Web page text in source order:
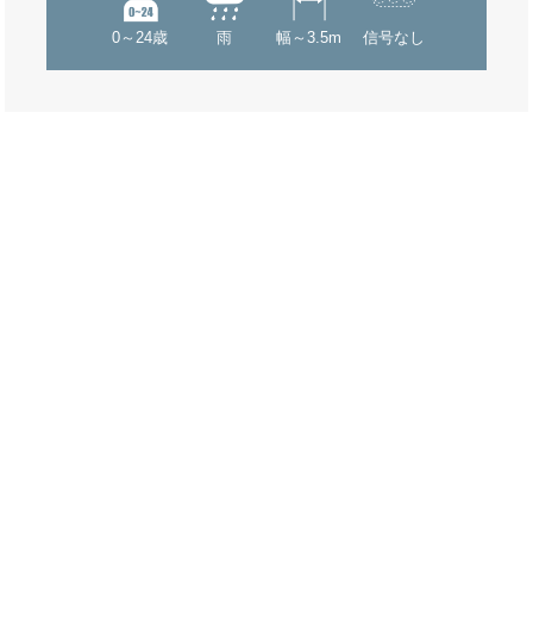
0～24歳 雨 幅～3.5m 信号なし